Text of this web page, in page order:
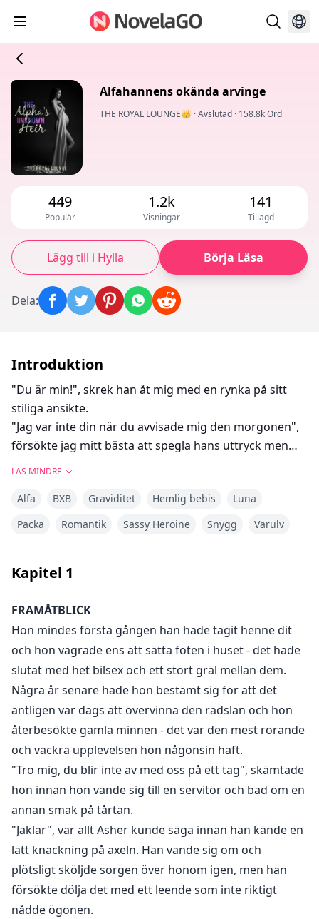
Alfahannens okända arvinge
THE ROYAL LOUNGE👑 ·Avslutad · 158.8k Ord
449
Populär
1.2k
Visningar
141
Tillagd
Lägg till i Hylla Börja Läsa
Dela:
Introduktion
"Du är min!", skrek han åt mig med en rynka på sitt
stiliga ansikte.
"Jag var inte din när du avvisade mig den morgonen",
försökte jag mitt bästa att spegla hans uttryck men
misslyckades miserabelt. Han lade ett litet leende på
avståndet mellan oss och lade sin hand på min midja,
vilket fick en rysning att gå uppför min ryggrad.
min doft och trotsade mitt personliga utrymme, "Och
skrapa mot min skulderblad - han skulle märka mig
och jag hade inte viljestyrkan att stoppa honom...
"Mamma!", min sons röst ryckte mig ur min berusade
trans och jag tog ett snabbt steg bort från mannen
som alltid hade varit en främling för mig. Jag samlade
min pojke i mina armar och satte honom på min höft
innan jag tittade mot mannen igen. Han hade chock
skrivet över hela sitt ansikte och blinkade häftigt,
"Är det...", började han,
"Vår? Ja", jag ville ljuga för honom, säga att barnet i
mina armar inte var hans, kanske skulle han känna
samma smärta som jag kände den dagen han avvisade
mig...
Brea Adler, avvisad av sin partner och hela sin flock,
tvingas lämna efter att hon inte kunde stå ut längre.
LÄS MINDRE
Alfa BXB Graviditet Hemlig bebis
Luna
Packa
Romantik Sassy Heroine Snygg Varulv
Kapitel 1
FRAMÅTBLICK
Hon mindes första gången han hade tagit henne dit
och hon vägrade ens att sätta foten i huset - det hade
slutat med het bilsex och ett stort gräl mellan dem.
Några år senare hade hon bestämt sig för att det
äntligen var dags att övervinna den rädslan och hon
återbesökte gamla minnen - det var den mest rörande
och vackra upplevelsen hon någonsin haft.
"Tro mig, du blir inte av med oss på ett tag", skämtade
hon innan hon vände sig till en servitör och bad om en
annan smak på tårtan.
"Jäklar", var allt Asher kunde säga innan han kände en
lätt knackning på axeln. Han vände sig om och
plötsligt sköljde sorgen över honom igen, men han
försökte dölja det med ett leende som inte riktigt
nådde ögonen.